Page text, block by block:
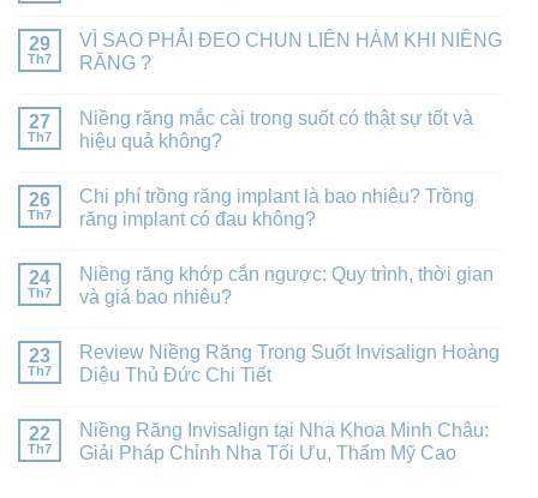
29
Th7
VÌ SAO PHẢI ĐEO CHUN LIÊN HÀM KHI NIỀNG
RĂNG ?
27
Th7
Niềng răng mắc cài trong suốt có thật sự tốt và
hiệu quả không?
26
Th7
Chi phí trồng răng implant là bao nhiêu? Trồng
răng implant có đau không?
24
Th7
Niềng răng khớp cắn ngược: Quy trình, thời gian
và giá bao nhiêu?
23
Th7
Review Niềng Răng Trong Suốt Invisalign Hoàng
Diệu Thủ Đức Chi Tiết
22
Th7
Niềng Răng Invisalign tại Nha Khoa Minh Châu:
Giải Pháp Chỉnh Nha Tối Ưu, Thẩm Mỹ Cao